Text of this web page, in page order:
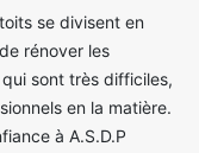
se divisent en
rénover les
sont très difficiles,
en la matière.
à A.S.D.P